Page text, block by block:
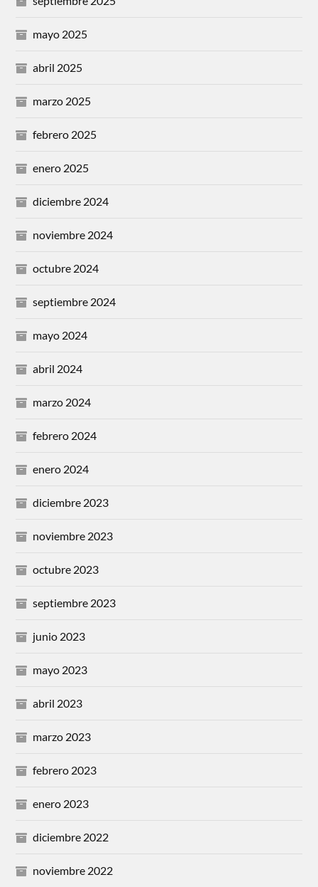
mayo 2025
abril 2025
marzo 2025
febrero 2025
enero 2025
diciembre 2024
noviembre 2024
octubre 2024
septiembre 2024
mayo 2024
abril 2024
marzo 2024
febrero 2024
enero 2024
diciembre 2023
noviembre 2023
octubre 2023
septiembre 2023
junio 2023
mayo 2023
abril 2023
marzo 2023
febrero 2023
enero 2023
diciembre 2022
noviembre 2022